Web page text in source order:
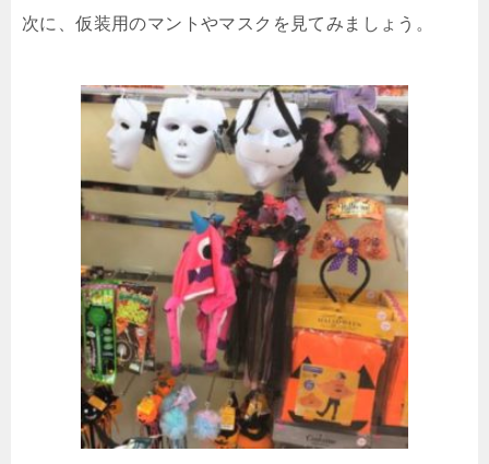
次に、仮装用のマントやマスクを見てみましょう。